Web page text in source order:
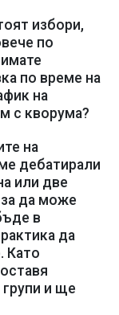
избори,
по
по време на
на
с кворума?
на
дебатирали
или две
да може
в
да
Като
и ще